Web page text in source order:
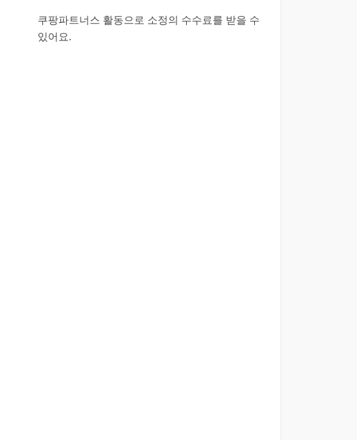
쿠팡파트너스 활동으로 소정의 수수료를 받을 수
있어요.